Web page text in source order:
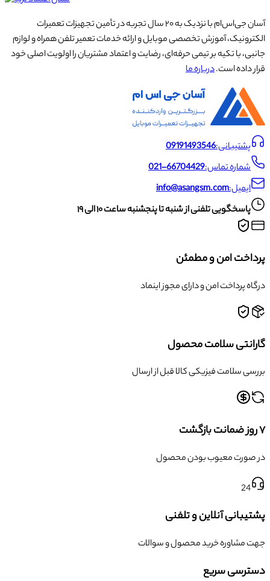
آسان جی‌اس‌ام با نزدیک به ۲۰ سال تجربه در تأمین تجهیزات تعمیرات
الکترونیک، آموزش تخصصی موبایل و ارائه خدمات تعمیر تلفن همراه و لوازم
جانبی، با تکیه بر تیمی حرفه‌ای، رضایت و اعتماد مشتریان را اولویت اصلی خود
قرار داده است.درباره ما
پشتیبانی:09191493546
شماره تماس:021-66704429
ایمیل:info@asangsm.com
پاسخگویی تلفنی از شنبه تا پنجشنبه ساعت ۱۰ الی ۱۹
پرداخت امن و مطمئن
درگاه پرداخت امن و دارای مجوز اینماد
گارانتی سلامت محصول
بررسی سلامت فیزیکی کالا قبل از ارسال
۷ روز ضمانت بازگشت
در صورت معیوب بودن محصول
24
پشتیبانی آنلاین و تلفنی
جهت مشاوره خرید محصول و سوالات
دسترسی سریع